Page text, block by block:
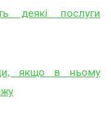
деякі послуги
якщо в ньому